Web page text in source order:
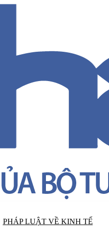
PHÁP LUẬT VỀ KINH TẾ